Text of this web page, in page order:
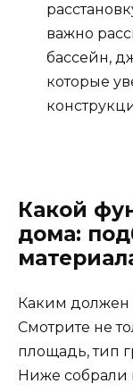
важно
бассейн,
которые
Какой
дома:
Каким должен
Смотрите не
площадь, тип
Ниже собрали